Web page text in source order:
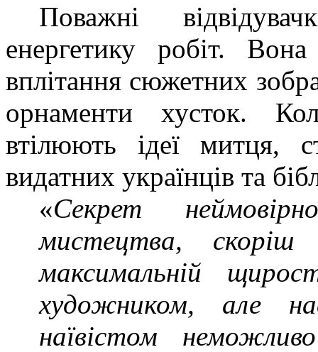
Поважні
енергетику робіт.
вплітання сюжетних
орнаменти хусток.
втілюють ідеї митця,
видатних українців та
«Секрет
мистецтва,
максимальній
художником, але
наївістом